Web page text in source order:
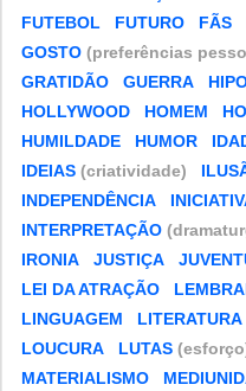
FUTEBOL
FUTURO FÃS
GOSTO (preferências
GRATIDÃO
GUERRA
HOLLYWOOD
HOMEM
HUMILDADE
HUMOR
IDEIAS (criatividade)
INDEPENDÊNCIA
INTERPRETAÇÃO
IRONIA
JUSTIÇA
LEI DA ATRAÇÃO
LINGUAGEM
LITERATURA
LOUCURA
LUTAS
MATERIALISMO